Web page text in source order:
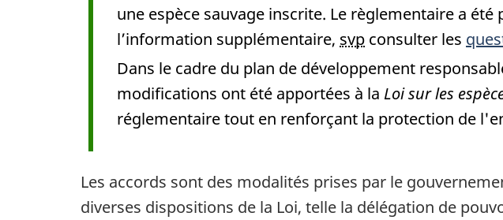
une espèce sauvage inscrite. Le règlementaire a été
l’information supplémentaire, svp consulter les
Dans le cadre du plan de développement
modifications ont été apportées à la Loi sur les
réglementaire tout en renforçant la protection de
Les accords sont des modalités prises par le
diverses dispositions de la Loi, telle la délégation de